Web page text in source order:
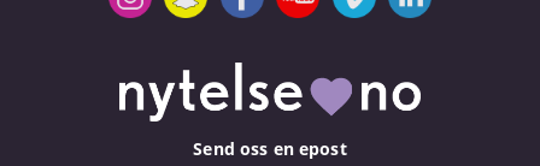
Send oss en epost